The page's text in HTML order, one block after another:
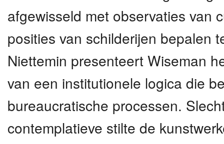
afgewisseld met observaties van
posities van schilderijen bepalen
Niettemin presenteert Wiseman
van een institutionele logica die
bureaucratische processen.
contemplatieve stilte de